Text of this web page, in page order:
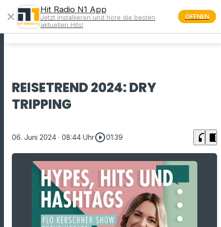
menu
REISETREND 2024: DRY
TRIPPING
06. Juni 2024 · 08:44 Uhrplay_circle_outline01:39 headphones chrome_reader_mode
close
Hit Radio N1 App
Jetzt installieren und höre die besten
aktuellen Hits!
ÖFFNEN